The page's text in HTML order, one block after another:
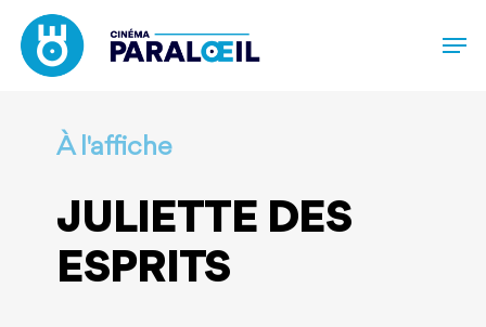
main
À l'affiche
JULIETTE DES
ESPRITS